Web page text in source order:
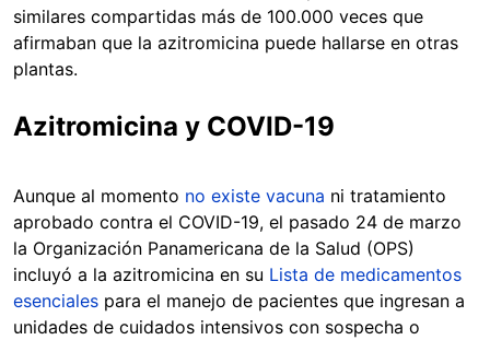
similares compartidas más de 100.000 veces que
afirmaban que la azitromicina puede hallarse en otras
plantas.
Azitromicina y COVID-19
Aunque al momento no existe vacuna ni tratamiento
aprobado contra el COVID-19, el pasado 24 de marzo
la Organización Panamericana de la Salud (OPS)
incluyó a la azitromicina en su Lista de medicamentos
esenciales para el manejo de pacientes que ingresan a
unidades de cuidados intensivos con sospecha o